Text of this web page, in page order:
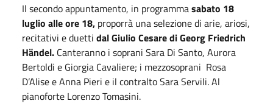
Il secondo appuntamento, in programmasabato 18
luglio alle ore 18, proporrà una selezione di arie, ariosi,
recitativi e duetti dal Giulio Cesare di Georg Friedrich
Händel. Canteranno i soprani Sara Di Santo, Aurora
Bertoldi e Giorgia Cavaliere; i mezzosoprani Rosa
D’Alise e Anna Pieri e il contralto Sara Servili. Al
pianoforte Lorenzo Tomasini.